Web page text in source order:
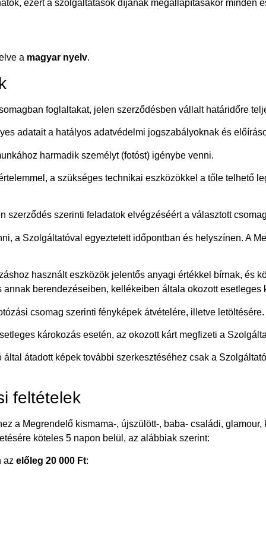
ezért a szolgáltatások díjának megállapításakor minden
a magyar nyelv.
foglaltakat, jelen szerződésben vállalt határidőre
adatait a hatályos adatvédelmi jogszabályoknak és
harmadik személyt (fotóst) igénybe venni.
a szükséges technikai eszközökkel a tőle telhető
szerződés szerinti feladatok elvégzéséért a választott
a Szolgáltatóval egyeztetett időpontban és helyszínen. A
használt eszközök jelentős anyagi értékkel bírnak, és
berendezéseiben, kellékeiben általa okozott esetleges
csomag szerinti fényképek átvételére, illetve letöltésére.
károkozás esetén, az okozott kárt megfizeti a
átadott képek további szerkesztéséhez csak a
feltételek
a Megrendelő kismama-, újszülött-, baba- családi,
köteles 5 napon belül, az alábbiak szerint:
az előleg 20 000 Ft: